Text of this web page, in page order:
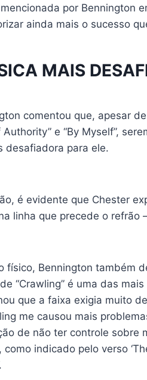
por Bennington
ainda mais o sucesso
MAIS
comentou que, apesar
e “By Myself”,
desafiadora para ele.
é evidente que Chester
linha que precede o refrão
físico, Bennington também
“Crawling” é uma das
que a faixa exigia muito
me causou mais
de não ter controle sobre
indicado pelo verso